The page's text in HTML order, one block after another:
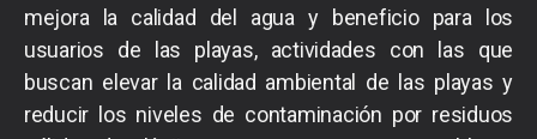
mejora la calidad del agua y beneficio para los
usuarios de las playas, actividades con las que
buscan elevar la calidad ambiental de las playas y
reducir los niveles de contaminación por residuos